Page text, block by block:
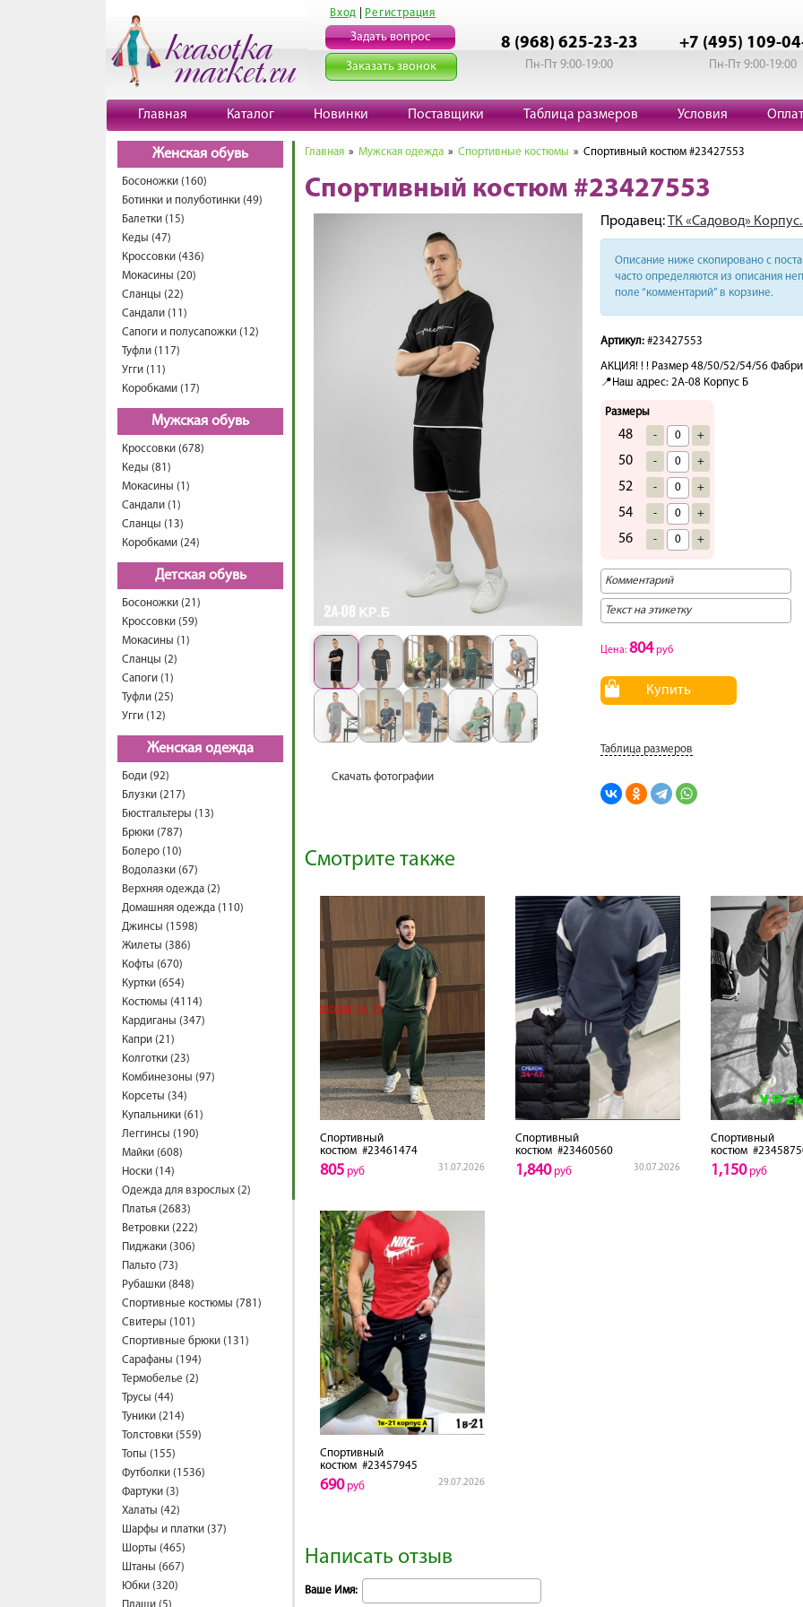
Вход Регистрация
Задать вопрос
Заказать звонок
8 (968) 625-23-23
Пн-Пт 9:00-19:00
+7 (495) 109-
Пн-Пт 9:00-19:00
Главная Каталог Новинки Поставщики Таблица размеров Условия
Женская обувь
Босоножки (160)
Ботинки и полуботинки (49)
Балетки (15)
Кеды (47)
Кроссовки (436)
Мокасины (20)
Сланцы (22)
Сандали (11)
Сапоги и полусапожки (12)
Туфли (117)
Угги (11)
Коробками (17)
Мужская обувь
Кроссовки (678)
Кеды (81)
Мокасины (1)
Сандали (1)
Сланцы (13)
Коробками (24)
Детская обувь
Босоножки (21)
Кроссовки (59)
Мокасины (1)
Сланцы (2)
Сапоги (1)
Туфли (25)
Угги (12)
Женская одежда
Боди (92)
Блузки (217)
Бюстгальтеры (13)
Брюки (787)
Болеро (10)
Водолазки (67)
Верхняя одежда (2)
Домашняя одежда (110)
Джинсы (1598)
Жилеты (386)
Кофты (670)
Куртки (654)
Костюмы (4114)
Кардиганы (347)
Капри (21)
Колготки (23)
Комбинезоны (97)
Корсеты (34)
Купальники (61)
Леггинсы (190)
Майки (608)
Носки (14)
Одежда для взрослых (2)
Платья (2683)
Ветровки (222)
Пиджаки (306)
Пальто (73)
Рубашки (848)
Спортивные костюмы (781)
Свитеры (101)
Спортивные брюки (131)
Сарафаны (194)
Термобелье (2)
Трусы (44)
Туники (214)
Толстовки (559)
Топы (155)
Футболки (1536)
Фартуки (3)
Халаты (42)
Шарфы и платки (37)
Шорты (465)
Штаны (667)
Юбки (320)
Главная » Мужская одежда » Спортивные костюмы » Спортивный костюм #23427553
Спортивный костюм #23427553
Скачать фотографии
Продавец:ТК «Садовод»
Описание ниже скопировано с
часто определяются из описания
поле “комментарий” в корзине.
Артикул: #23427553
АКЦИЯ! ! ! Размер 48/50/52/54/56
📍Наш адрес: 2А-08 Корпус Б
Размеры
48 - +
50 - +
52 - +
54 - +
56 - +
Цена: 804руб
Купить
Таблица размеров
Смотрите также
Спортивный
костюм #23461474
31.07.2026
805 руб
Спортивный
костюм#23460560
30.07.2026
1,840руб
Спортивный
костюм
1,150руб
Спортивный
костюм #23457945
29.07.2026
690руб
Написать отзыв
Ваше Имя: